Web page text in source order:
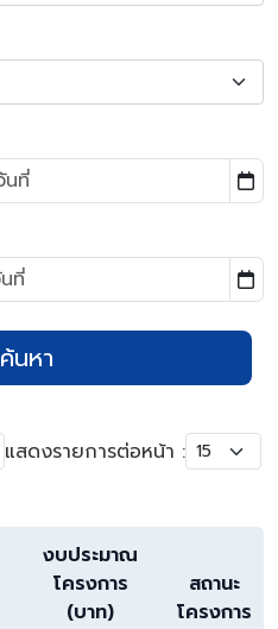
ค้นหา
แสดงรายการต่อหน้า :
งบประมาณ
โครงการ
(บาท)
สถานะ
โครงการ